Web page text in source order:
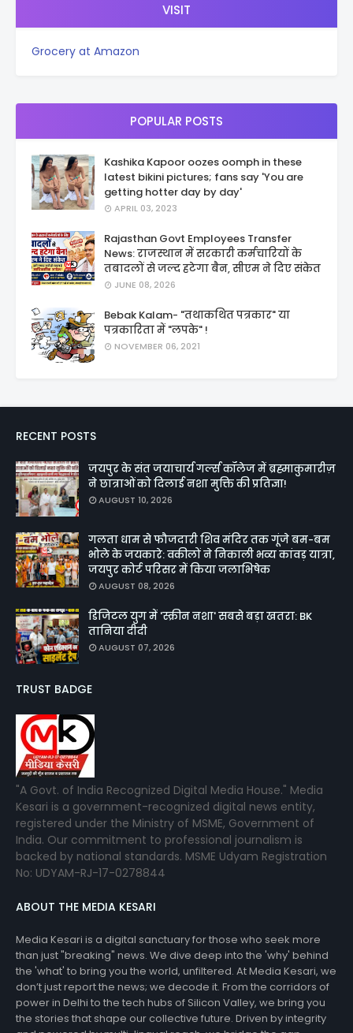
VISIT
Grocery at Amazon
POPULAR POSTS
Kashika Kapoor oozes oomph in these
latest bikini pictures; fans say 'You are
getting hotter day by day'
APRIL 03, 2023
Rajasthan Govt Employees Transfer
News: राजस्थान में सरकारी कर्मचारियों के
तबादलों से जल्द हटेगा बैन, सीएम ने दिए संकेत
JUNE 08, 2026
Bebak Kalam- "तथाकथित पत्रकार" या
पत्रकारिता में "लपके" !
NOVEMBER 06, 2021
RECENT POSTS
जयपुर के संत जयाचार्य गर्ल्स कॉलेज में ब्रह्माकुमारीज़
ने छात्राओं को दिलाई नशा मुक्ति की प्रतिज्ञा!
AUGUST 10, 2026
गलता धाम से फौजदारी शिव मंदिर तक गूंजे बम-बम
भोले के जयकारे: वकीलों ने निकाली भव्य कांवड़ यात्रा,
जयपुर कोर्ट परिसर में किया जलाभिषेक
AUGUST 08, 2026
डिजिटल युग में 'स्क्रीन नशा' सबसे बड़ा खतरा: BK
तानिया दीदी
AUGUST 07, 2026
TRUST BADGE
"A Govt. of India Recognized Digital Media House." Media
Kesari is a government-recognized digital news entity,
registered under the Ministry of MSME, Government of
India. Our commitment to professional journalism is
backed by national standards. MSME Udyam Registration
No: UDYAM-RJ-17-0278844
ABOUT THE MEDIA KESARI
Media Kesari is a digital sanctuary for those who seek more
than just "breaking" news. We dive deep into the 'why' behind
the 'what' to bring you the world, unfiltered. At Media Kesari, we
don’t just report the news; we decode it. From the corridors of
power in Delhi to the tech hubs of Silicon Valley, we bring you
the stories that shape our collective future. Driven by integrity